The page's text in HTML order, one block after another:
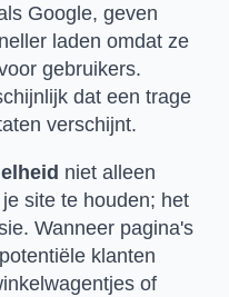
Google, geven
laden omdat ze
gebruikers.
dat een trage
verschijnt.
niet alleen
site te houden; het
Wanneer pagina's
klanten
of